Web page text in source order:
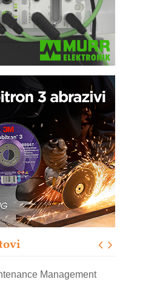
kao dugoročna korist
prvom mestu!
- više od 40 godina
ADVANCED INDICATOR
za efikasnije
transformatora u
i vetroparkovima
Management